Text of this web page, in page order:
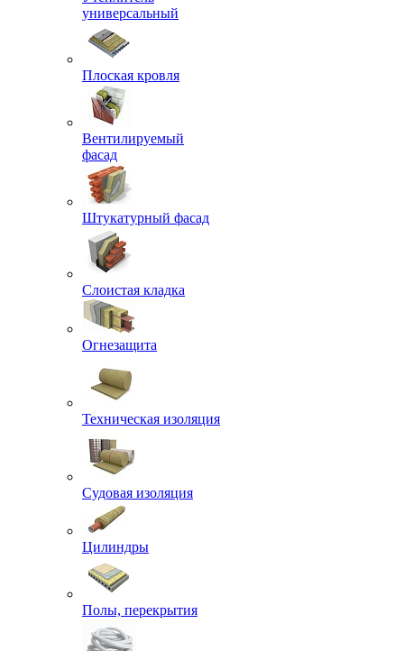
универсальный
Плоская кровля
Вентилируемый
фасад
Штукатурный фасад
Слоистая кладка
Огнезащита
Техническая изоляция
Судовая изоляция
Цилиндры
Полы, перекрытия